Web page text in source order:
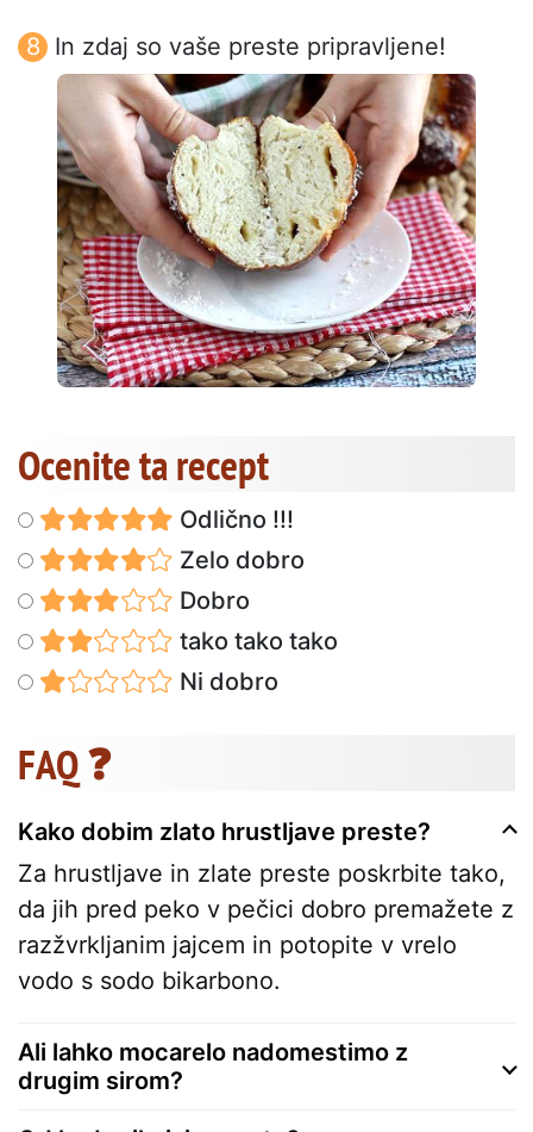
In zdaj so vaše preste pripravljene!
Ocenite ta recept
Odlično !!!
Zelo dobro
Dobro
tako tako tako
Ni dobro
FAQ ❓
Kako dobim zlato hrustljave preste?
Za hrustljave in zlate preste poskrbite tako,
da jih pred peko v pečici dobro premažete z
razžvrkljanim jajcem in potopite v vrelo
vodo s sodo bikarbono.
Ali lahko mocarelo nadomestimo z
drugim sirom?